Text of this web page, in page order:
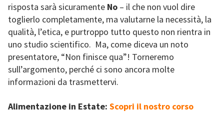
risposta sarà sicuramente No – il che non vuol dire
toglierlo completamente, ma valutarne la necessità, la
qualità, l’etica, e purtroppo tutto questo non rientra in
uno studio scientifico. Ma, come diceva un noto
presentatore, “Non finisce qua”! Torneremo
sull’argomento, perché ci sono ancora molte
informazioni da trasmettervi.
Alimentazione in Estate: Scopri il nostro corso